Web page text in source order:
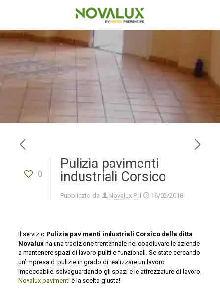
0
Pulizia pavimenti
industriali Corsico
Pubblicato da Novalux P. il 16/02/2018
Il servizio Pulizia pavimenti industriali Corsico della ditta
Novaluxha una tradizione trentennale nel coadiuvare le aziende
a mantenere spazi di lavoro puliti e funzionali. Se state cercando
un’impresa di pulizie in grado di realizzare un lavoro
impeccabile, salvaguardando gli spazi e le attrezzature di lavoro,
Novalux pavimentiè la scelta giusta!